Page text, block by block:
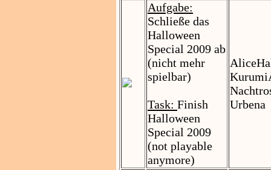
Aufgabe:
Schließe das
Halloween
Special 2009 ab
(nicht mehr
spielbar)
Task: Finish
Halloween
Special 2009
(not playable
anymore)
Urbena